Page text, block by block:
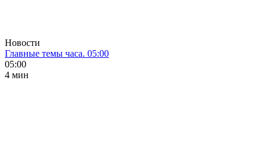
Новости
Главные темы часа. 05:00
05:00
4 мин